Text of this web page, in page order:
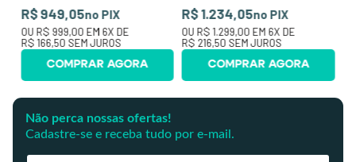
R$ 949,05no PIX
OU R$ 999,00 EM 6X DE
R$ 166,50 SEM JUROS
COMPRAR AGORA
R$ 1.234,05no PIX
OU R$ 1.299,00 EM 6X DE
R$ 216,50 SEM JUROS
COMPRAR AGORA
Não perca nossas ofertas!
Cadastre-se e receba tudo por e-mail.